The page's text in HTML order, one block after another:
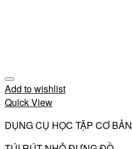
Add to wishlist
Quick View
DỤNG CỤ HỌC TẬP CƠ BẢN